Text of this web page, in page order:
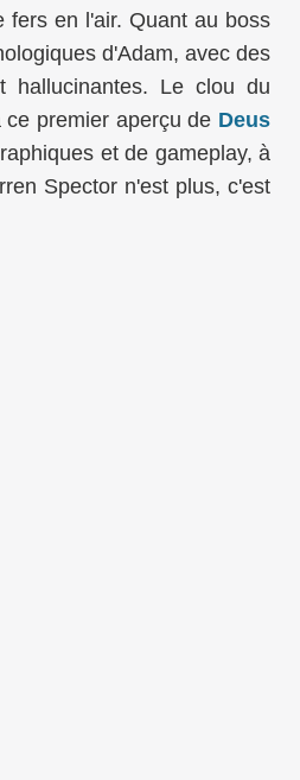
fers en l'air. Quant au boss
d'Adam, avec des
hallucinantes. Le clou du
premier aperçu de Deus
et de gameplay, à
Spector n'est plus, c'est